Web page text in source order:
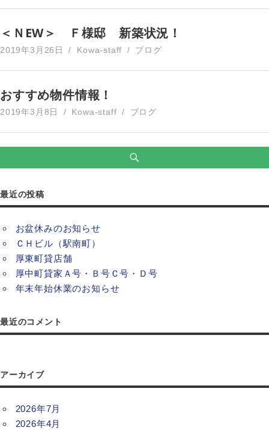
＜ＮEW＞ Ｆ様邸 新築状況！
2019年3月26日 Kowa-staff ブログ
おすすめ物件情報！
2019年3月8日 Kowa-staff ブログ
最近の投稿
お盆休みのお知らせ
ＣＨビル（駅南町）
厚東町貸店舗
厚中町貸家Ａ号・Ｂ号Ｃ号・Ｄ号
年末年始休業のお知らせ
最近のコメント
アーカイブ
2026年7月
2026年4月